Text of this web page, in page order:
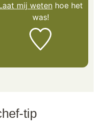
mij weten hoe het
was!
tip